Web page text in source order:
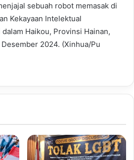
sebuah robot memasak di
Kekayaan Intelektual
Haikou, Provinsi Hainan,
2024. (Xinhua/Pu